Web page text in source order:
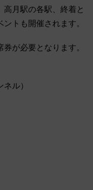
月駅の各駅、終着と
トも開催されます。
が必要となります。
ル）